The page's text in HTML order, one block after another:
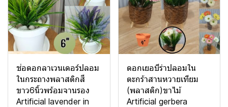
ช่อดอกลาเวนเดอร์ปลอม
ในกระถางพลาสติกสี
ขาว6นิ้วพร้อมจานรอง
Artificial lavender in
ดอกเยอบีร่าปลอมใน
ตะกร้าสานหวายเทียม
(พลาสติก)ขาไม้
Artificial gerbera